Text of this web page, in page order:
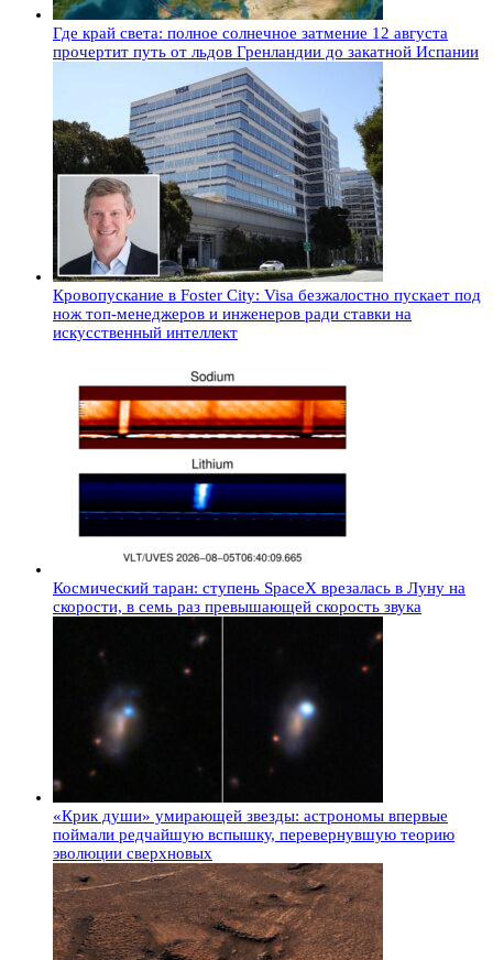
Где край света: полное солнечное затмение 12 августа
прочертит путь от льдов Гренландии до закатной Испании
Кровопускание в Foster City: Visa безжалостно пускает под
нож топ-менеджеров и инженеров ради ставки на
искусственный интеллект
Космический таран: ступень SpaceX врезалась в Луну на
скорости, в семь раз превышающей скорость звука
«Крик души» умирающей звезды: астрономы впервые
поймали редчайшую вспышку, перевернувшую теорию
эволюции сверхновых